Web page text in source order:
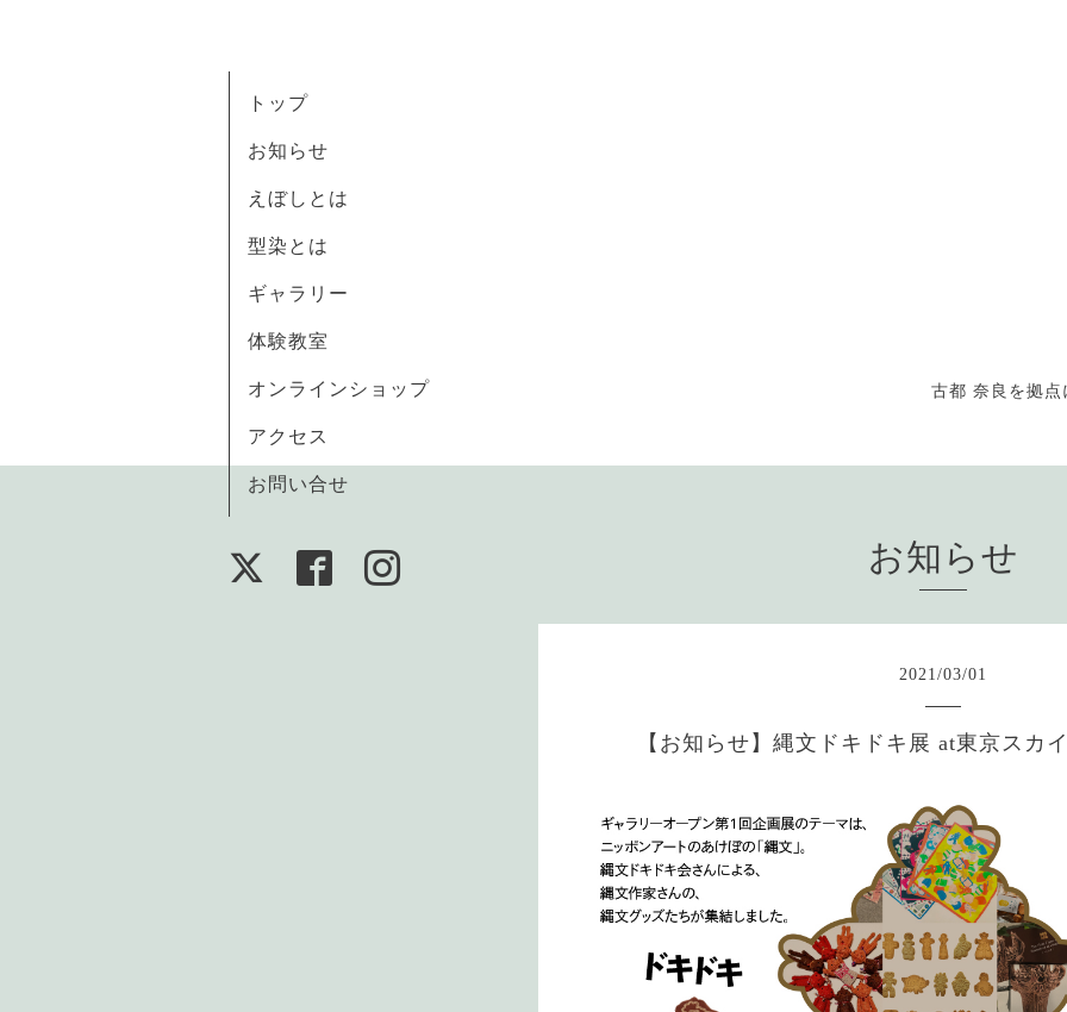
古都 奈良を拠
トップ
お知らせ
えぼしとは
型染とは
ギャラリー
体験教室
オンラインショップ
アクセス
お問い合せ
お知らせ
2021/03/01
【お知らせ】縄文ドキドキ展 at東京スカ